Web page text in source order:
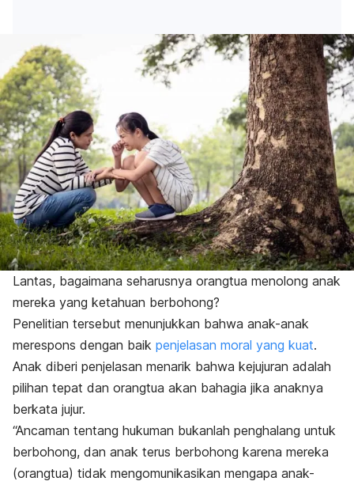
Lantas, bagaimana seharusnya orangtua menolong anak
mereka yang ketahuan berbohong?
Penelitian tersebut menunjukkan bahwa anak-anak
merespons dengan baik penjelasan moral yang kuat.
Anak diberi penjelasan menarik bahwa kejujuran adalah
pilihan tepat dan orangtua akan bahagia jika anaknya
berkata jujur.
“Ancaman tentang hukuman bukanlah penghalang untuk
berbohong, dan anak terus berbohong karena mereka
(orangtua) tidak mengomunikasikan mengapa anak-